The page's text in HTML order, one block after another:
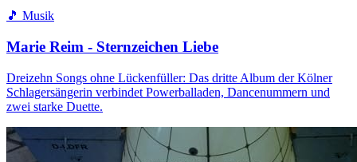
🎵 Musik
Marie Reim - Sternzeichen Liebe
Dreizehn Songs ohne Lückenfüller: Das dritte Album der Kölner
Schlagersängerin verbindet Powerballaden, Dancenummern und
zwei starke Duette.